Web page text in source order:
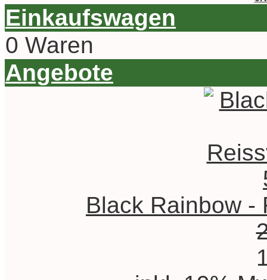
Einkaufswagen
0 Waren
Angebote
Black Rainbow -